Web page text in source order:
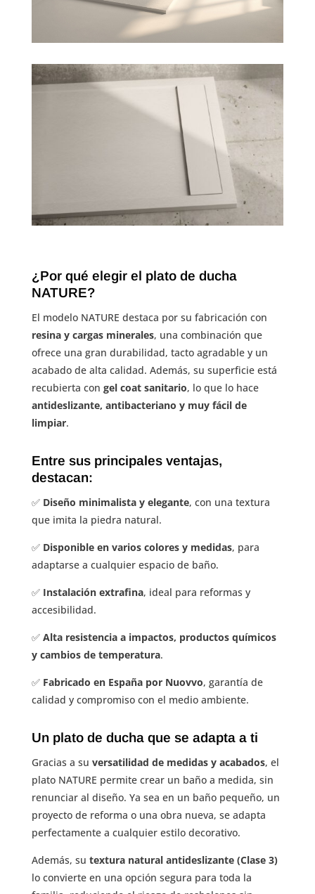
¿Por qué elegir el plato de ducha
NATURE?
El modelo NATURE destaca por su fabricación con
resina y cargas minerales, una combinación que
ofrece una gran durabilidad, tacto agradable y un
acabado de alta calidad. Además, su superficie está
recubierta con gel coat sanitario, lo que lo hace
antideslizante, antibacteriano y muy fácil de
limpiar.
Entre sus principales ventajas,
destacan:
✅ Diseño minimalista y elegante, con una textura
que imita la piedra natural.
✅ Disponible en varios colores y medidas, para
adaptarse a cualquier espacio de baño.
✅ Instalación extrafina, ideal para reformas y
accesibilidad.
✅ Alta resistencia a impactos, productos químicos
y cambios de temperatura.
✅ Fabricado en España por Nuovvo, garantía de
calidad y compromiso con el medio ambiente.
Un plato de ducha que se adapta a ti
Gracias a su versatilidad de medidas y acabados, el
plato NATURE permite crear un baño a medida, sin
renunciar al diseño. Ya sea en un baño pequeño, un
proyecto de reforma o una obra nueva, se adapta
perfectamente a cualquier estilo decorativo.
Además, su textura natural antideslizante (Clase 3)
lo convierte en una opción segura para toda la